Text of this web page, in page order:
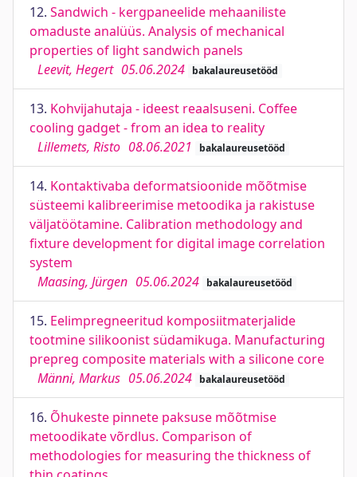
12. Sandwich - kergpaneelide mehaaniliste
omaduste analüüs. Analysis of mechanical
properties of light sandwich panels
Leevit, Hegert 05.06.2024 bakalaureusetööd
13. Kohvijahutaja - ideest reaalsuseni. Coffee
cooling gadget - from an idea to reality
Lillemets, Risto 08.06.2021 bakalaureusetööd
14. Kontaktivaba deformatsioonide mõõtmise
süsteemi kalibreerimise metoodika ja rakistuse
väljatöötamine. Calibration methodology and
fixture development for digital image correlation
system
Maasing, Jürgen 05.06.2024 bakalaureusetööd
15. Eelimpregneeritud komposiitmaterjalide
tootmine silikoonist südamikuga. Manufacturing
prepreg composite materials with a silicone core
Männi, Markus 05.06.2024 bakalaureusetööd
16. Õhukeste pinnete paksuse mõõtmise
metoodikate võrdlus. Comparison of
methodologies for measuring the thickness of